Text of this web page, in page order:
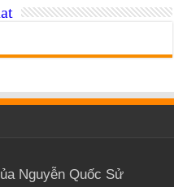
Nguyễn Quốc Sử